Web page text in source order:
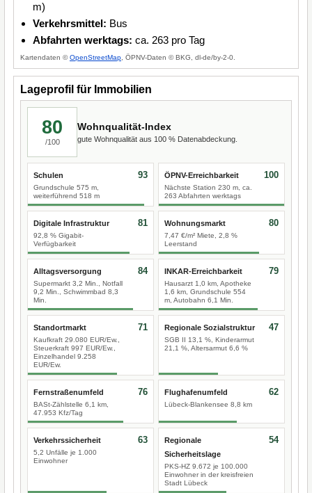
m)
Verkehrsmittel: Bus
Abfahrten werktags: ca. 263 pro Tag
Kartendaten ©OpenStreetMap , ÖPNV-Daten © BKG, dl-de/by-2-0.
Lageprofil für Immobilien
80
/100
Wohnqualität-Index
gute Wohnqualität aus 100 % Datenabdeckung.
Schulen
Grundschule 575 m,
weiterführend 518 m
93 ÖPNV-Erreichbarkeit
Nächste Station 230 m, ca.
263 Abfahrten werktags
100
Digitale Infrastruktur
92,8 % Gigabit-
Verfügbarkeit
81 Wohnungsmarkt
7,47 €/m² Miete, 2,8 %
Leerstand
80
Alltagsversorgung
Supermarkt 3,2 Min., Notfall
9,2 Min., Schwimmbad 8,3
Min.
84 INKAR-Erreichbarkeit
Hausarzt 1,0 km, Apotheke
1,6 km, Grundschule 554
m, Autobahn 6,1 Min.
79
Standortmarkt
Kaufkraft 29.080 EUR/Ew.,
Steuerkraft 997 EUR/Ew.,
Einzelhandel 9.258
EUR/Ew.
71 Regionale Sozialstruktur
SGB II 13,1 %, Kinderarmut
21,1 %, Altersarmut 6,6 %
47
Fernstraßenumfeld
BASt-Zählstelle 6,1 km,
47.953 Kfz/Tag
76 Flughafenumfeld
Lübeck-Blankensee 8,8 km
62
Verkehrssicherheit
5,2 Unfälle je 1.000
Einwohner
63
Regionale
Sicherheitslage
PKS-HZ 9.672 je 100.000
Einwohner in der kreisfreien
Stadt Lübeck
54